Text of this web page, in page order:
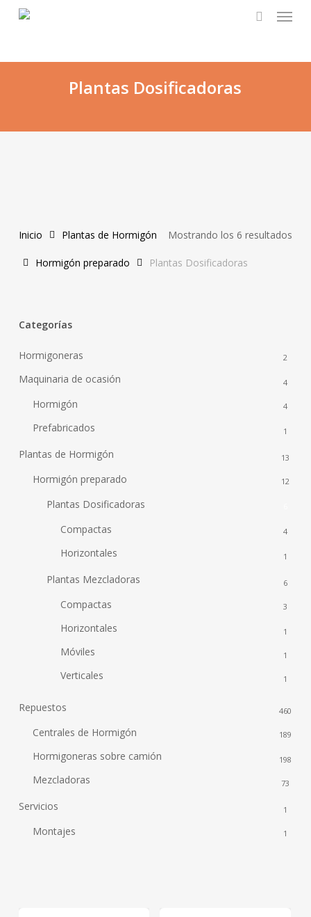
content
Menu
Plantas Dosificadoras
Mostrando los 6 resultados
Inicio Plantas de Hormigón
Hormigón preparado Plantas Dosificadoras
Categorías
Hormigoneras 2
Maquinaria de ocasión 4
Hormigón 4
Prefabricados 1
Plantas de Hormigón 13
Hormigón preparado 12
Plantas Dosificadoras
Compactas 4
Horizontales 1
Plantas Mezcladoras 6
Compactas 3
Horizontales 1
Móviles 1
Verticales 1
Repuestos 460
Centrales de Hormigón 189
Hormigoneras sobre camión 198
Mezcladoras 73
Servicios 1
Montajes 1